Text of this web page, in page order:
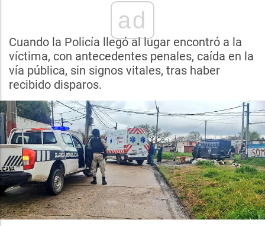
ad
Cuando la Policía llegó al lugar encontró a la
víctima, con antecedentes penales, caída en la
vía pública, sin signos vitales, tras haber
recibido disparos.